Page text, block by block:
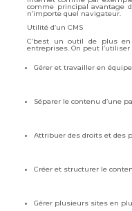
comme principal avantage
n’importe quel navigateur.
Utilité d’un CMS
C’best un outil de plus
entreprises. On peut
Gérer et travailler en
Séparer le contenu d’une
Attribuer des droits et des
Créer et structurer le
Gérer plusieurs sites en